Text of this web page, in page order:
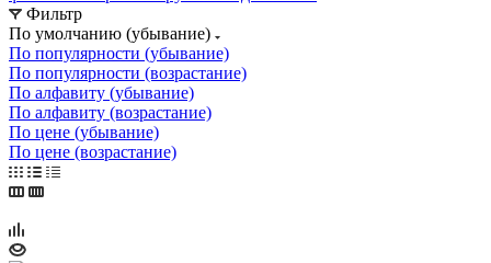
Фильтр
По умолчанию (убывание)
По популярности (убывание)
По популярности (возрастание)
По алфавиту (убывание)
По алфавиту (возрастание)
По цене (убывание)
По цене (возрастание)